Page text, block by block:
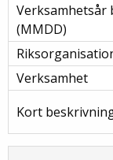
Verksamhetsår
(MMDD)
Verksamhet
Kort